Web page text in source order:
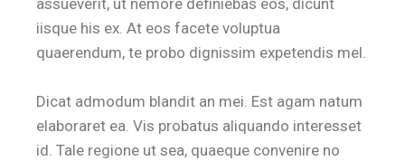
assueverit, ut nemore definiebas eos, dicunt
iisque his ex. At eos facete voluptua
quaerendum, te probo dignissim expetendis mel.
Dicat admodum blandit an mei. Est agam natum
elaboraret ea. Vis probatus aliquando interesset
id. Tale regione ut sea, quaeque convenire no